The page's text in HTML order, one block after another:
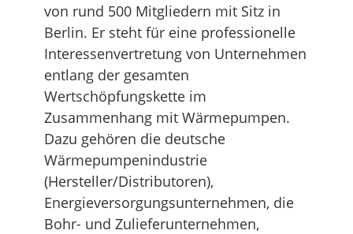
von rund 500 Mitgliedern mit Sitz in
Berlin. Er steht für eine professionelle
Interessenvertretung von Unternehmen
entlang der gesamten
Wertschöpfungskette im
Zusammenhang mit Wärmepumpen.
Dazu gehören die deutsche
Wärmepumpenindustrie
(Hersteller/Distributoren),
Energieversorgungsunternehmen, die
Bohr- und Zulieferunternehmen,